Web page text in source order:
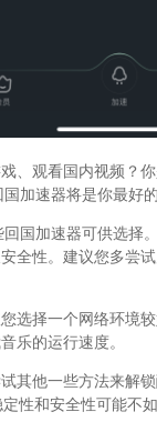
、观看国内视频？
加速器将是你最好的
国加速器可供选择
全性。建议您多尝
选择一个网络环境
乐的运行速度。
其他一些方法来解
性和安全性可能不如